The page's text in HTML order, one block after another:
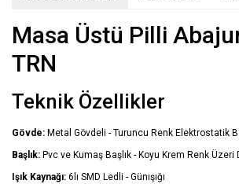
Masa Üstü Pilli
TRN
Teknik Özellikler
Gövde: Metal Gövdeli - Turuncu Renk Elektrostatik
Başlık: Pvc ve Kumaş Başlık - Koyu Krem Renk Üzeri
Işık Kaynağı: 6lı SMD Ledli - Günışığı